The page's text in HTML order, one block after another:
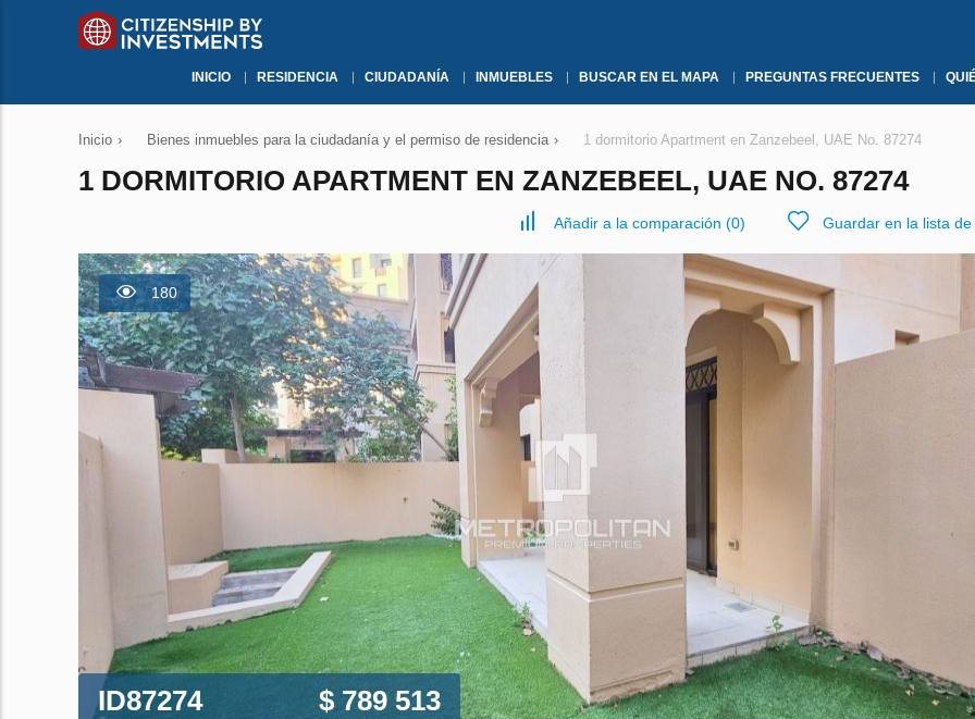
INICIO RESIDENCIA CIUDADANÍA INMUEBLES BUSCAR EN EL MAPA PREGUNTAS FRECUENTES
Inicio › Bienes inmuebles para la ciudadanía y el permiso de residencia › 1 dormitorio Apartment en Zanzebeel, UAE No. 87274
1 DORMITORIO APARTMENT EN ZANZEBEEL, UAE NO. 87274
Añadir a la comparación (0) Guardar en la lista
180
ID87274 $ 789 513